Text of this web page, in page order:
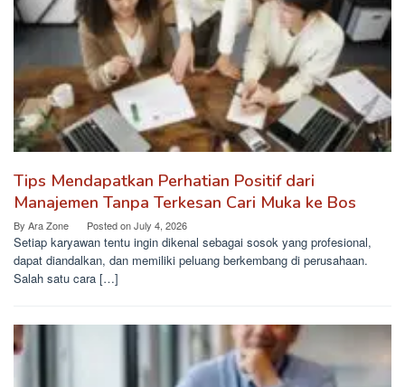
Tips Mendapatkan Perhatian Positif dari
Manajemen Tanpa Terkesan Cari Muka ke Bos
By Ara Zone Posted onJuly 4, 2026
Setiap karyawan tentu ingin dikenal sebagai sosok yang profesional,
dapat diandalkan, dan memiliki peluang berkembang di perusahaan.
Salah satu cara […]